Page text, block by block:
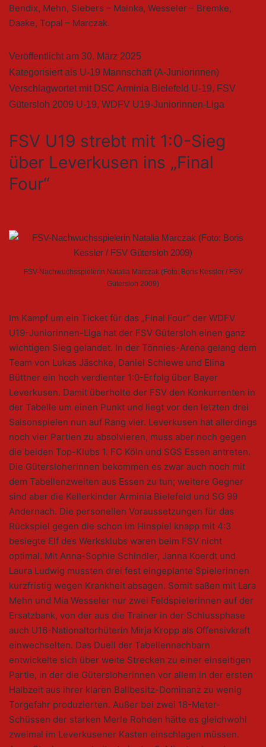
Bendix, Mehn, Siebers – Mainka, Wesseler – Bremke,
Daake, Topal – Marczak.
Veröffentlicht am 30. März 2025
Kategorisiert als U-19 Mannschaft (A-Juniorinnen)
Verschlagwortet mit DSC Arminia Bielefeld U-19, FSV
Gütersloh 2009 U-19, WDFV U19-Juniorinnen-Liga
FSV U19 strebt mit 1:0-Sieg
über Leverkusen ins „Final
Four“
FSV-Nachwuchsspielerin Natalia Marczak (Foto: Boris Kessler / FSV
Gütersloh 2009)
Im Kampf um ein Ticket für das „Final Four“ der WDFV
U19-Juniorinnen-Liga hat der FSV Gütersloh einen ganz
wichtigen Sieg gelandet. In der Tönnies-Arena gelang dem
Team von Lukas Jäschke, Daniel Schiewe und Elina
Büttner ein hoch verdienter 1:0-Erfolg über Bayer
Leverkusen. Damit überholte der FSV den Konkurrenten in
der Tabelle um einen Punkt und liegt vor den letzten drei
Saisonspielen nun auf Rang vier. Leverkusen hat allerdings
noch vier Partien zu absolvieren, muss aber noch gegen
die beiden Top-Klubs 1. FC Köln und SGS Essen antreten.
Die Gütersloherinnen bekommen es zwar auch noch mit
dem Tabellenzweiten aus Essen zu tun; weitere Gegner
sind aber die Kellerkinder Arminia Bielefeld und SG 99
Andernach. Die personellen Voraussetzungen für das
Rückspiel gegen die schon im Hinspiel knapp mit 4:3
besiegte Elf des Werksklubs waren beim FSV nicht
optimal. Mit Anna-Sophie Schindler, Janna Koerdt und
Laura Ludwig mussten drei fest eingeplante Spielerinnen
kurzfristig wegen Krankheit absagen. Somit saßen mit Lara
Mehn und Mia Wesseler nur zwei Feldspielerinnen auf der
Ersatzbank, von der aus die Trainer in der Schlussphase
auch U16-Nationaltorhüterin Mirja Kropp als Offensivkraft
einwechselten. Das Duell der Tabellennachbarn
entwickelte sich über weite Strecken zu einer einseitigen
Partie, in der die Gütersloherinnen vor allem in der ersten
Halbzeit aus ihrer klaren Ballbesitz-Dominanz zu wenig
Torgefahr produzierten. Außer bei zwei 18-Meter-
Schüssen der starken Merle Rohden hätte es gleichwohl
zweimal im Leverkusener Kasten einschlagen müssen.